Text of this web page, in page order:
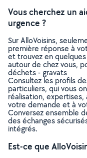
Vous cherchez un
urgence ?
Sur AlloVoisins,
première réponse à
et trouvez en
autour de chez vous,
déchets - gravats
Consultez les profils
particuliers, qui vous
réalisation,
votre demande et à
Conversez ensemble
des échanges
intégrés.
Est-ce que